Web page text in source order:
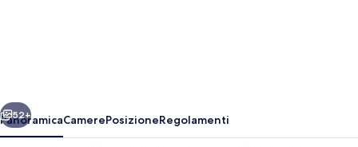
Only
Avanti
52+
PanoramicaCamerePosizioneRegolamenti